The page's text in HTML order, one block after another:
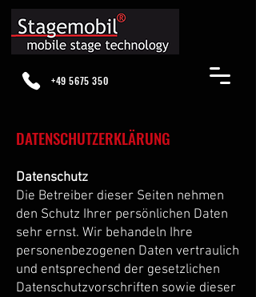
+49 5675 350
DATENSCHUTZERKLÄRUNG
Datenschutz
Die Betreiber dieser Seiten nehmen
den Schutz Ihrer persönlichen Daten
sehr ernst. Wir behandeln Ihre
personenbezogenen Daten vertraulich
und entsprechend der gesetzlichen
Datenschutzvorschriften sowie dieser